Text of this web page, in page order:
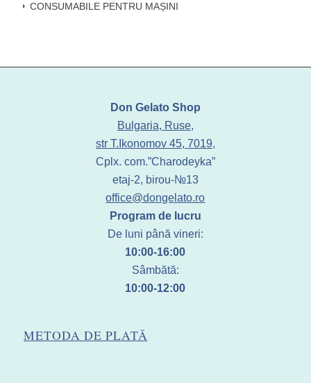
CONSUMABILE PENTRU MAȘINI
Don Gelato Shop
Bulgaria, Ruse,
str T.Ikonomov 45, 7019,
Cplx. com.”Charodeyka”
etaj-2, birou-№13
office@dongelato.ro
Program de lucru
De luni până vineri:
10:00-16:00
Sâmbătă:
10:00-12:00
METODA DE PLATĂ